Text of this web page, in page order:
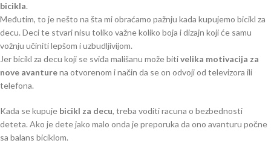
bicikla.
Međutim, to je nešto na šta mi obraćamo pažnju kada kupujemo bicikl za
decu. Deci te stvari nisu toliko važne koliko boja i dizajn koji će samu
vožnju učiniti lepšom i uzbudljivijom.
Jer bicikl za decu koji se sviđa mališanu može bitivelika motivacija za
nove avanturena otvorenom i način da se on odvoji od televizora ili
telefona.
Kada se kupuje bicikl za decu, treba voditi racuna o bezbednosti
deteta. Ako je dete jako malo onda je preporuka da ono avanturu počne
sa balans biciklom.